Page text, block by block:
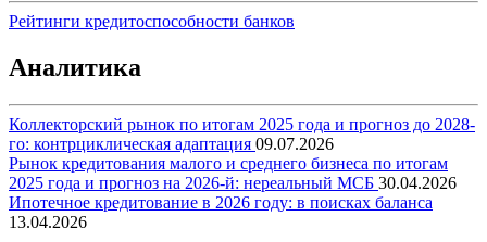
Рейтинги кредитоспособности банков
Аналитика
Коллекторский рынок по итогам 2025 года и прогноз до 2028-
го: контрциклическая адаптация 09.07.2026
Рынок кредитования малого и среднего бизнеса по итогам
2025 года и прогноз на 2026-й: нереальный МСБ 30.04.2026
Ипотечное кредитование в 2026 году: в поисках баланса
13.04.2026